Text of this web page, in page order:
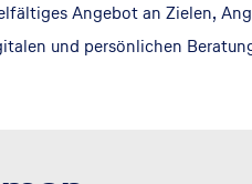
Angebot an Zielen,
und persönlichen